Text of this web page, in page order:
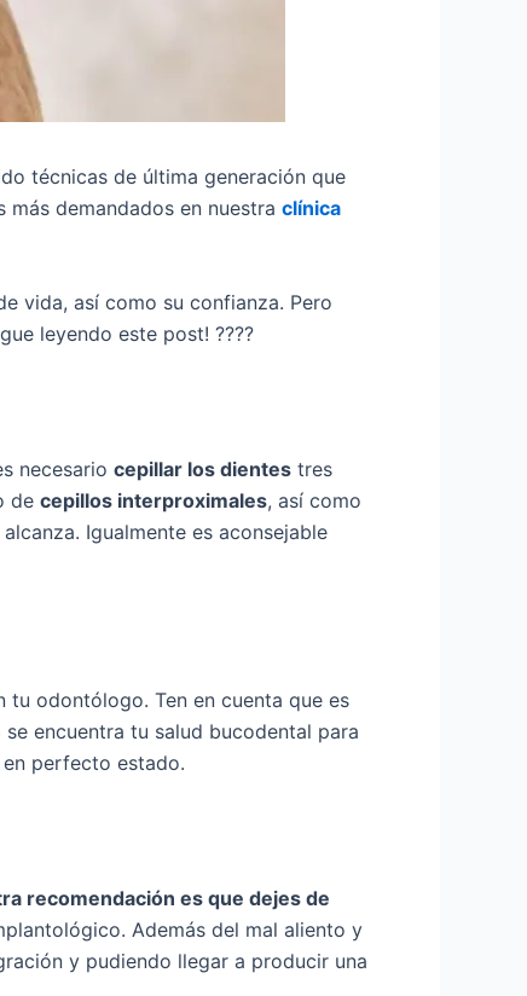
técnicas de última generación que
demandados en nuestra clínica
vida, así como su confianza. Pero
leyendo este post! ????
necesario cepillar los dientes tres
de cepillos interproximales, así como
Igualmente es aconsejable
odontólogo. Ten en cuenta que es
encuentra tu salud bucodental para
perfecto estado.
recomendación es que dejes de
Además del mal aliento y
y pudiendo llegar a producir una